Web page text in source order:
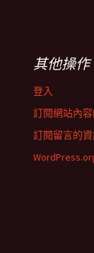
其他操作
登入
訂閱網站內
訂閱留言的